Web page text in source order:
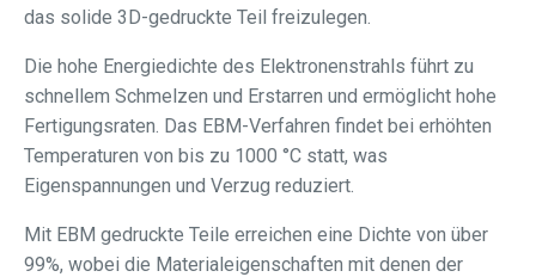
das solide 3D-gedruckte Teil freizulegen.
Die hohe Energiedichte des Elektronenstrahls führt zu
schnellem Schmelzen und Erstarren und ermöglicht hohe
Fertigungsraten. Das EBM-Verfahren findet bei erhöhten
Temperaturen von bis zu 1000 °C statt, was
Eigenspannungen und Verzug reduziert.
Mit EBM gedruckte Teile erreichen eine Dichte von über
99%, wobei die Materialeigenschaften mit denen der